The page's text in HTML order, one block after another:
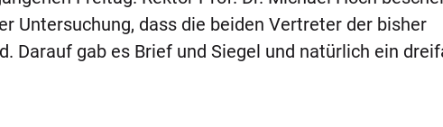
Untersuchung, dass die beiden Vertreter der bisher
Darauf gab es Brief und Siegel und natürlich ein